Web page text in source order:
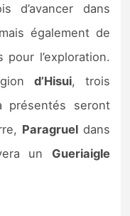
d’avancer dans
également de
l’exploration.
d’Hisui, trois
présentés seront
Paragrueldans
un Gueriaigle